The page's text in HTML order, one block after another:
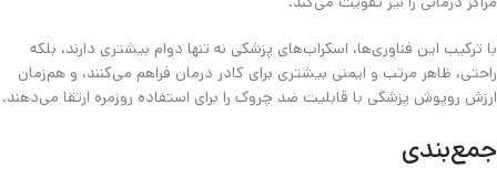
با ترکیب این فناوری‌ها، اسکراب‌های پزشکی نه تنها دوام بیشتری دارند، بلکه
راحتی، ظاهر مرتب و ایمنی بیشتری برای کادر درمان فراهم می‌کنند، و هم‌زمان
ارزش روپوش پزشکی با قابلیت ضد چروک را برای استفاده روزمره ارتقا می‌دهند.
جمع‌بندی